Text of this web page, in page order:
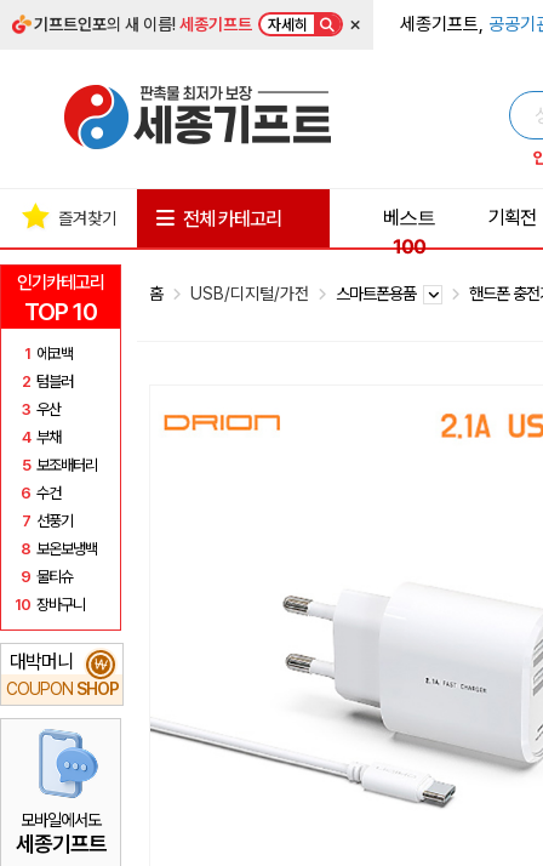
기프트인포의 새 이름!세종기프트 자세히 × 세종기프트, 공공기
인기카테고리
TOP 10
1 에코백
2 텀블러
3 우산
4 부채
5 보조배터리
6 수건
7 선풍기
8 보온보냉백
9 물티슈
10 장바구니
대박머니
COUPON SHOP
₩
모바일에서도
세종기프트
즐겨찾기 전체 카테고리
베스트
100
기획전
홈 USB/디지털/가전 스마트폰용품 핸드폰 충